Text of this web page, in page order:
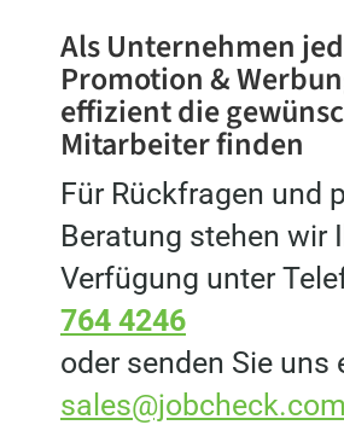
Als Unternehmen
Promotion &
effizient die
Mitarbeiter finden
Für Rückfragen und
Beratung stehen wir
Verfügung unter
764 4246
oder senden Sie uns
sales@jobcheck.com